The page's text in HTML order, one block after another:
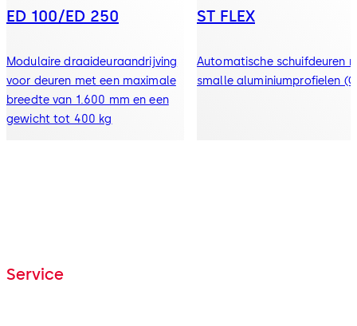
ED 100/ED 250
Modulaire draaideuraandrijving
voor deuren met een maximale
breedte van 1.600 mm en een
gewicht tot 400 kg
ST FLEX
Automatische schuifdeuren
smalle aluminiumprofielen
Service